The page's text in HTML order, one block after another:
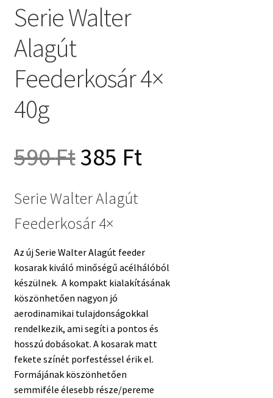
Serie Walter
Alagút
Feederkosár 4×
40g
590FtOriginal
price
was:
590 Ft.
385 FtCurrent
385 Ft.
Serie Walter Alagút
Feederkosár 4×
Az új Serie Walter Alagút feeder
kosarak kiváló minőségű acélhálóból
készülnek. A kompakt kialakításának
köszönhetően nagyon jó
aerodinamikai tulajdonságokkal
rendelkezik, ami segíti a pontos és
hosszú dobásokat. A kosarak matt
fekete színét porfestéssel érik el.
Formájának köszönhetően
semmiféle élesebb része/pereme